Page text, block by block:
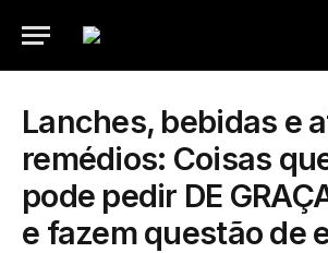
Lanches, bebidas e
remédios: Coisas
pode pedir DE
e fazem questão de